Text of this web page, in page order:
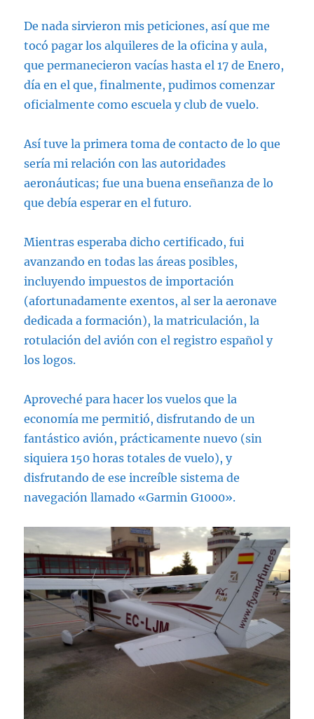
De nada sirvieron mis peticiones, así que me
tocó pagar los alquileres de la oficina y aula,
que permanecieron vacías hasta el 17 de Enero,
día en el que, finalmente, pudimos comenzar
oficialmente como escuela y club de vuelo.
Así tuve la primera toma de contacto de lo que
sería mi relación con las autoridades
aeronáuticas; fue una buena enseñanza de lo
que debía esperar en el futuro.
Mientras esperaba dicho certificado, fui
avanzando en todas las áreas posibles,
incluyendo impuestos de importación
(afortunadamente exentos, al ser la aeronave
dedicada a formación), la matriculación, la
rotulación del avión con el registro español y
los logos.
Aproveché para hacer los vuelos que la
economía me permitió, disfrutando de un
fantástico avión, prácticamente nuevo (sin
siquiera 150 horas totales de vuelo), y
disfrutando de ese increíble sistema de
navegación llamado «Garmin G1000».